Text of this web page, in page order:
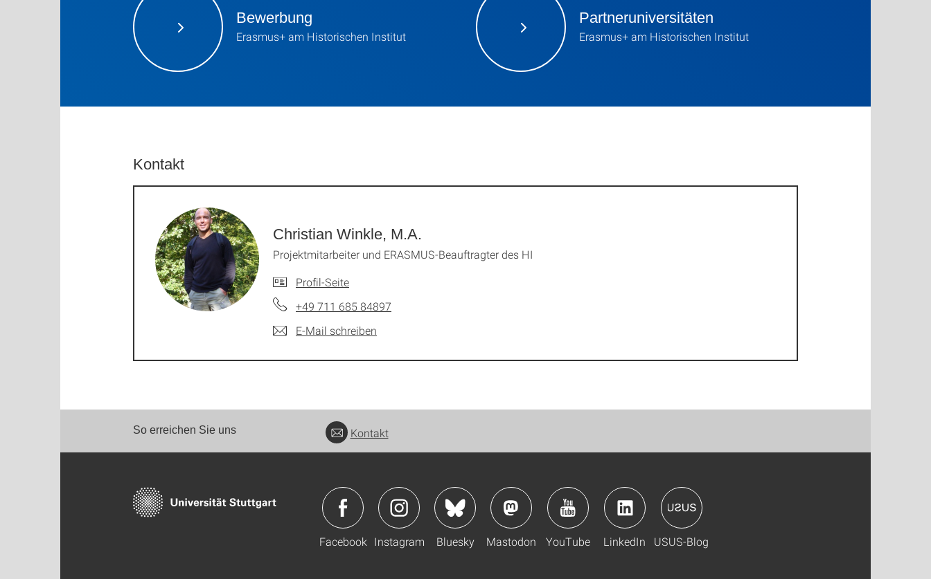
Bewerbung
Erasmus+ am Historischen Institut
Partneruniversitäten
Erasmus+ am Historischen Institut
Kontakt
Christian Winkle, M.A.
Projektmitarbeiter und ERASMUS-Beauftragter des HI
Profil-Seite
+49 711 685 84897
E-Mail schreiben
So erreichen Sie uns Kontakt
Facebook Instagram Bluesky Mastodon YouTube LinkedIn USUS-Blog